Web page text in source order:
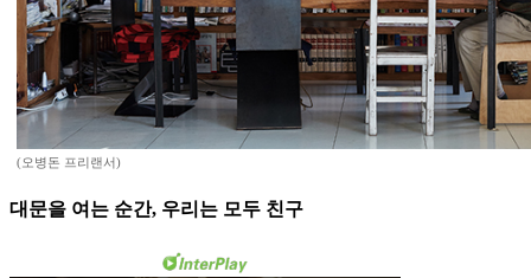
(오병돈 프리랜서)
대문을 여는 순간, 우리는 모두 친구